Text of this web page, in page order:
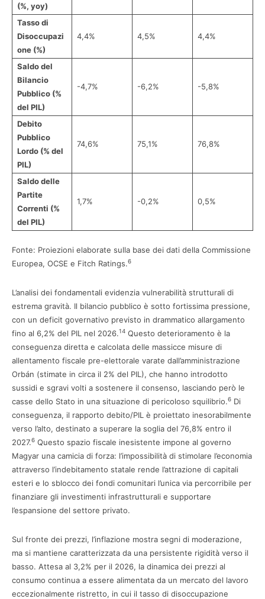
(%, yoy)
Tasso di
Disoccupazi
one (%)
4,4% 4,5% 4,4%
Saldo del
Bilancio
Pubblico (%
del PIL)
-4,7% -6,2% -5,8%
Debito
Pubblico
Lordo (% del
PIL)
74,6% 75,1% 76,8%
Saldo delle
Partite
Correnti (%
del PIL)
1,7% -0,2% 0,5%
Fonte: Proiezioni elaborate sulla base dei dati della Commissione
Europea, OCSE e Fitch Ratings.6
L’analisi dei fondamentali evidenzia vulnerabilità strutturali di
estrema gravità. Il bilancio pubblico è sotto fortissima pressione,
con un deficit governativo previsto in drammatico allargamento
fino al 6,2% del PIL nel 2026.14 Questo deterioramento è la
conseguenza diretta e calcolata delle massicce misure di
allentamento fiscale pre-elettorale varate dall’amministrazione
Orbán (stimate in circa il 2% del PIL), che hanno introdotto
sussidi e sgravi volti a sostenere il consenso, lasciando però le
casse dello Stato in una situazione di pericoloso squilibrio.6 Di
conseguenza, il rapporto debito/PIL è proiettato inesorabilmente
verso l’alto, destinato a superare la soglia del 76,8% entro il
2027.6 Questo spazio fiscale inesistente impone al governo
Magyar una camicia di forza: l’impossibilità di stimolare l’economia
attraverso l’indebitamento statale rende l’attrazione di capitali
esteri e lo sblocco dei fondi comunitari l’unica via percorribile per
finanziare gli investimenti infrastrutturali e supportare
l’espansione del settore privato.
Sul fronte dei prezzi, l’inflazione mostra segni di moderazione,
ma si mantiene caratterizzata da una persistente rigidità verso il
basso. Attesa al 3,2% per il 2026, la dinamica dei prezzi al
consumo continua a essere alimentata da un mercato del lavoro
eccezionalmente ristretto, in cui il tasso di disoccupazione